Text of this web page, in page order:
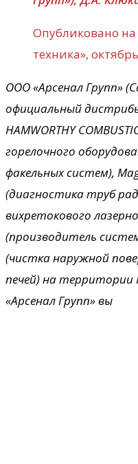
Опубликовано
техника»,
ООО «Арсенал Групп»
официальный
HAMWORTHY
горелочного
факельных систем), М
(диагностика труб
вихретокового
(производитель
(чистка наружной
печей)на территории
«Арсенал Групп» вы